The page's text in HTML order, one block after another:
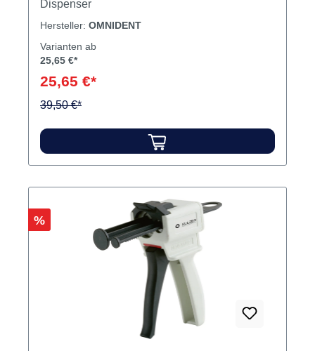
Dispenser
Hersteller: OMNIDENT
Varianten ab
25,65 €*
25,65 €*
39,50 €*
Rabatt
%